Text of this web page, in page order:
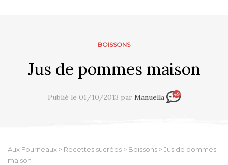
BOISSONS
Jus de pommes maison
Publié le 01/10/2013 par Manuella 49
Aux Fourneaux > Recettes sucrées > Boissons >Jus de pommes
maison